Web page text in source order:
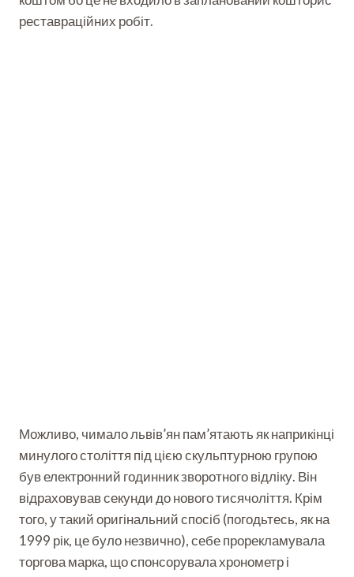
реставраційних робіт.
Можливо, чимало львів’ян пам’ятають як наприкінці
минулого століття під цією скульптурною групою
був електронний годинник зворотного відліку. Він
відраховував секунди до нового тисячоліття. Крім
того, у такий оригінальний спосіб (погодьтесь, як на
1999 рік, це було незвично), себе прорекламувала
торгова марка, що спонсорувала хронометр і